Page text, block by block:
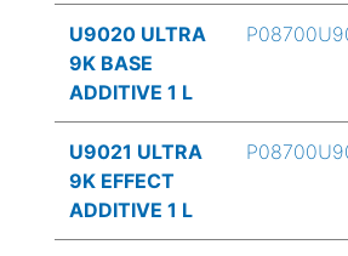
U9020 ULTRA
9K BASE
ADDITIVE 1 L
U9021 ULTRA
9K EFFECT
ADDITIVE 1 L